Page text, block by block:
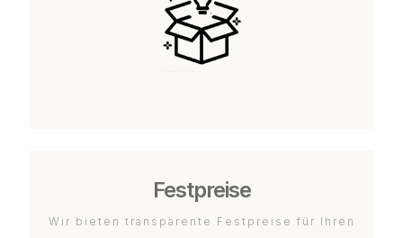
Festpreise
Wir bieten transparente Festpreise für Ihren